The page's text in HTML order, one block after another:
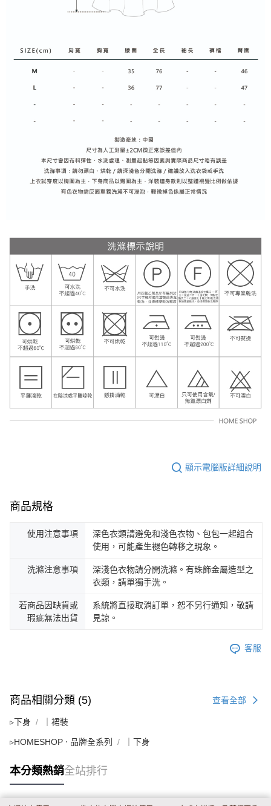
顯示電腦版詳細說明
商品規格
使用注意事項
深色衣類請避免和淺色衣物、包包一起組合
使用，可能產生褪色轉移之現象。
洗滌注意事項
深淺色衣物請分開洗滌。有珠飾金屬造型之
衣類，請單獨手洗。
若商品因缺貨或
瑕疵無法出貨
系統將直接取消訂單，恕不另行通知，敬請
見諒。
客服
商品相關分類 (5) 查看全部
▹下身 ｜裙裝
▹HOMESHOP ‧ 品牌全系列 ｜下身
本分類熱銷全站排行